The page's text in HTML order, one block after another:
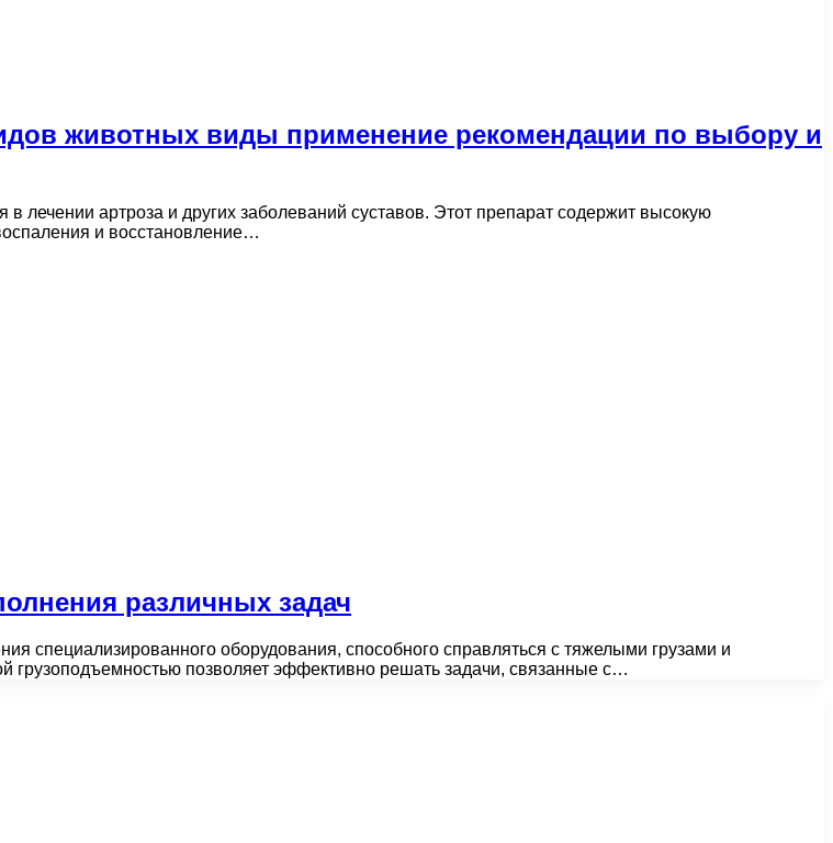
животных виды применение рекомендации по выбору и
лечении артроза и других заболеваний суставов. Этот препарат содержит высокую
и восстановление…
различных задач
специализированного оборудования, способного справляться с тяжелыми грузами и
грузоподъемностью позволяет эффективно решать задачи, связанные с…